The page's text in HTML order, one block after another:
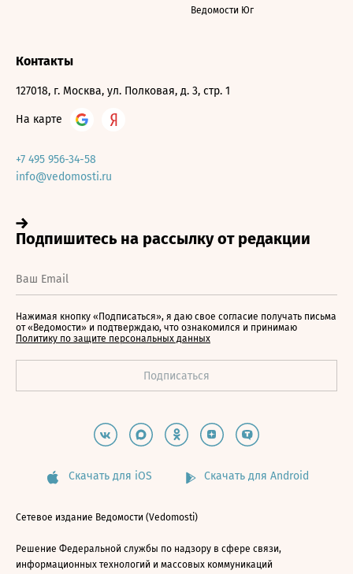
Ведомости Юг
Контакты
127018, г. Москва, ул. Полковая, д. 3, стр. 1
На карте
+7 495 956-34-58
info@vedomosti.ru
Нажимая кнопку «Подписаться», я даю свое согласие получать письма
от «Ведомости» и подтверждаю, что ознакомился и принимаю
Политику по защите персональных данных
Скачать для iOS Скачать для Android
Сетевое издание Ведомости (Vedomosti)
Решение Федеральной службы по надзору в сфере связи,
информационных технологий и массовых коммуникаций